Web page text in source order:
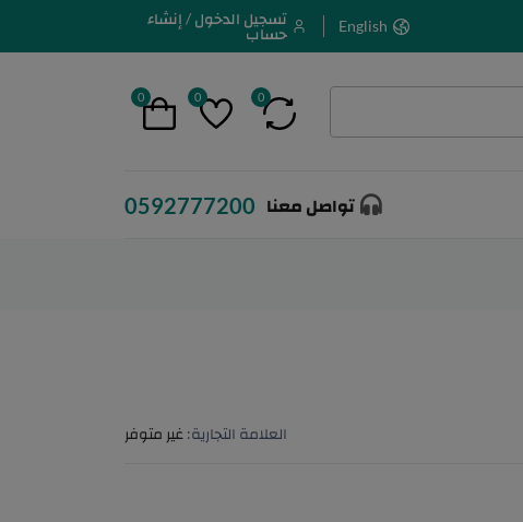
English
تسجيل الدخول / إنشاء
حساب
0
0
0
تواصل معنا 0592777200
العلامة التجارية: غير متوفر